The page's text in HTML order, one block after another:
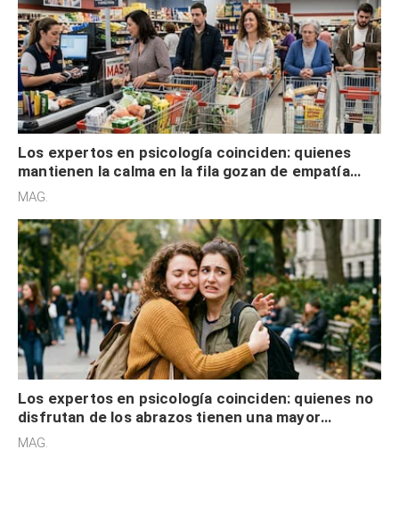
Los expertos en psicología coinciden: quienes
mantienen la calma en la fila gozan de empatía
cognitiva, gratitud y no solo tienen autocontrol
MAG.
Los expertos en psicología coinciden: quienes no
disfrutan de los abrazos tienen una mayor
sensibilidad a los estímulos físicos y no es por
MAG.